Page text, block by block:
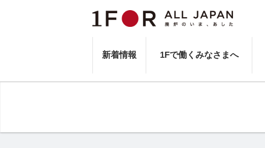
新着情報 1Fで働くみなさまへ